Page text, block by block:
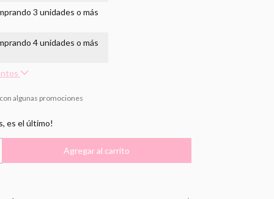
3 unidades o más
4 unidades o más
algunas promociones
es el último!